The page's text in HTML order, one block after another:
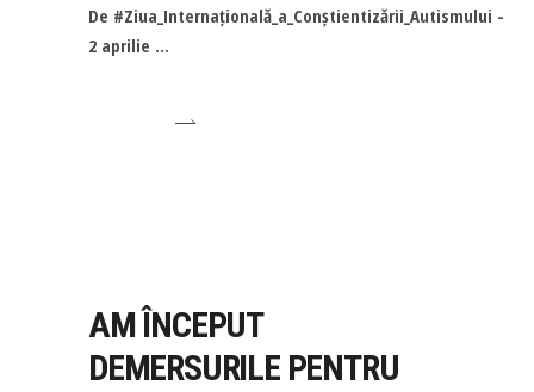
De #Ziua_Internațională_a_Conștientizării_Autismului -
2 aprilie
AM ÎNCEPUT
DEMERSURILE PENTRU